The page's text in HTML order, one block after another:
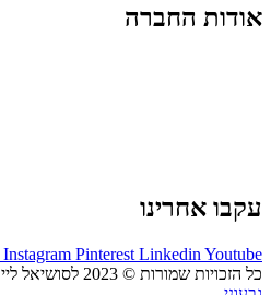
אודות החברה
עקבו אחרינו
Instagram Pinterest Linkedin Youtube
כל הזכויות שמורות © 2023 לסושיאל ליידי